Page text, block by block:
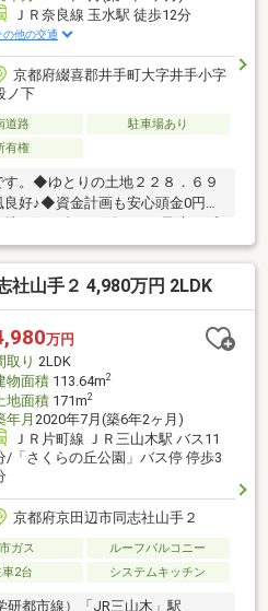
ＪＲ奈良線 玉水駅 徒歩12分
の他の交通
京都府綴喜郡井手町大字井手小字
ノ下
道路
駐車場あり
有権
。◆ゆとりの土地２２８．６９
好♪◆資金計画も安心頭金0円、
銀行の多さを活かした最適なプ
な方もご相談ください。◇即日
に全力で応えます。送迎も承り
見学が可能です。まずは資料請
せください！
社山手２ 4,980万円 2LDK
万円
取り 2LDK
物面積113.64m2
地面積171m2
年月 2020年7月(築6年2ヶ月)
ＪＲ片町線 ＪＲ三山木駅 バス11
/「さくらの丘公園」バス停 停歩3
京都府京田辺市同志社山手２
ガス
ルーフバルコニー
2台 システムキッチン
研都市線）「JR三山木」駅